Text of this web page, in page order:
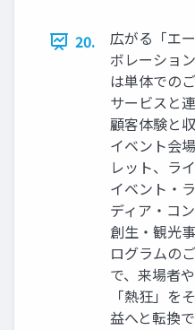
20.
広がる「エ
ボレーショ
は単体での
サービスと
顧客体験と
イベント会
レット、ラ
イベント・
ディア・コ
創生・観光
ログラムの
で、来場者
「熱狂」を
益へと転換で